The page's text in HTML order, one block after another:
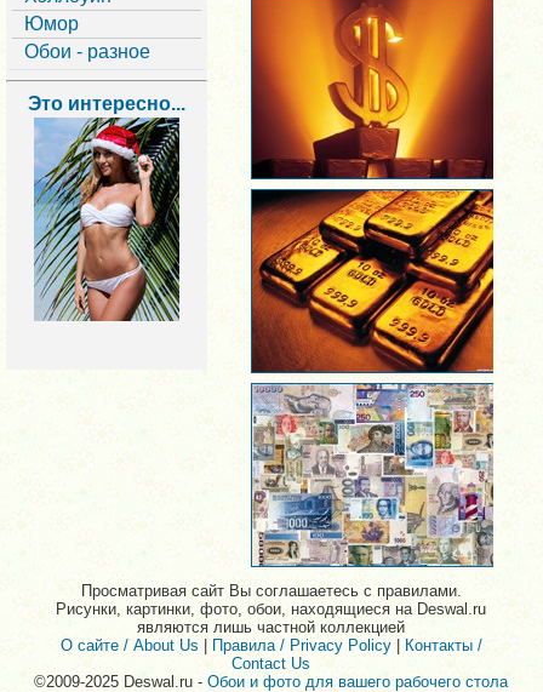
Юмор
Обои - разное
Это интересно...
Просматривая сайт Вы соглашаетесь с правилами.
Рисунки, картинки, фото, обои, находящиеся на Deswal.ru
являются лишь частной коллекцией
О сайте / About Us
Правила / Privacy Policy| Контакты /
Contact Us
©2009-2025 Deswal.ru -Обои и фото для вашего рабочего стола